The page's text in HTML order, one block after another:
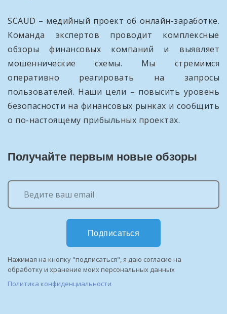
SCAUD – медийный проект об онлайн-заработке.
Команда экспертов проводит комплексные
обзоры финансовых компаний и выявляет
мошеннические схемы. Мы стремимся
оперативно реагировать на запросы
пользователей. Наши цели – повысить уровень
безопасности на финансовых рынках и сообщить
о по-настоящему прибыльных проектах.
Получайте первым новые обзоры
Подписаться
Нажимая на кнопку "подписаться", я даю согласие на
обработку и хранение моих персональных данных
Политика конфиденциальности